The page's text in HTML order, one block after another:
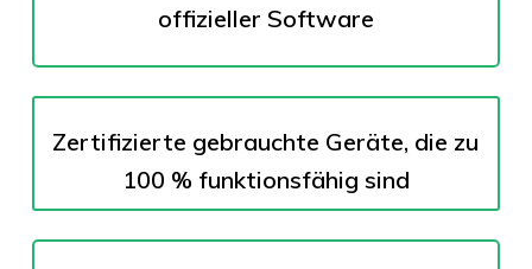
offizieller Software
Zertifizierte gebrauchte Geräte, die zu
100 % funktionsfähig sind